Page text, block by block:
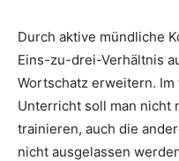
Durch aktive mündliche
Eins-zu-drei-Verhältnis
Wortschatz erweitern.
Unterricht soll man nicht
trainieren, auch die
nicht ausgelassen